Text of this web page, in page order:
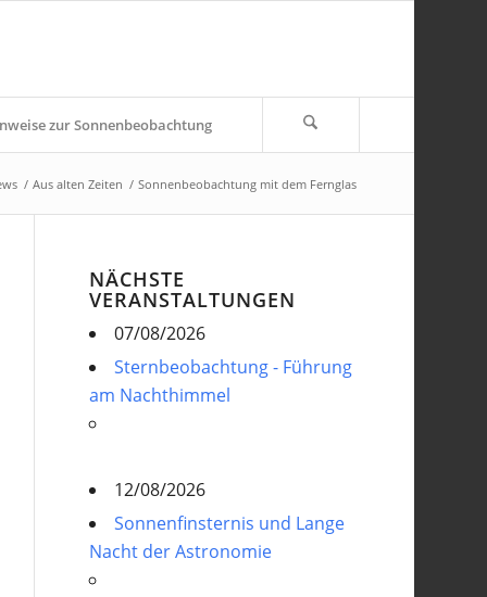
zur Sonnenbeobachtung
/ Aus alten Zeiten / Sonnenbeobachtung mit dem Fernglas
NÄCHSTE
VERANSTALTUNGEN
07/08/2026
Sternbeobachtung - Führung
am Nachthimmel
12/08/2026
Sonnenfinsternis und Lange
Nacht der Astronomie